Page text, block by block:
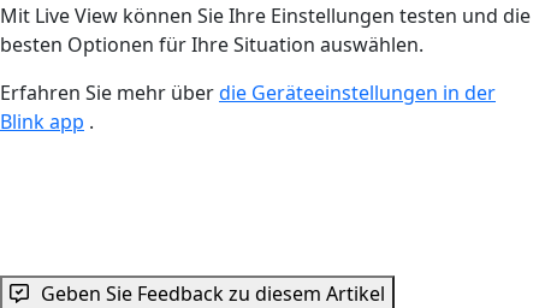
Mit Live View können Sie Ihre Einstellungen testen und die
besten Optionen für Ihre Situation auswählen.
Erfahren Sie mehr überdie Geräteeinstellungen in der
Blink app .
Geben Sie Feedback zu diesem Artikel